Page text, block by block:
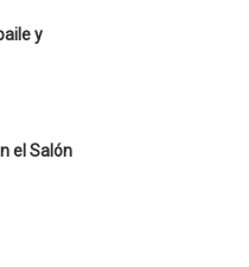
y
el Salón